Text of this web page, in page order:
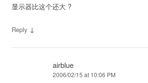
显示器比这个还大 ?
Reply ↓
airblue
2006/02/15 at 10:06 PM